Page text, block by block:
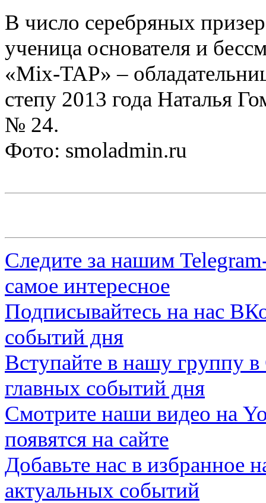
В число серебряных
ученица основателя и
«Mix-TAP» –
степу 2013 года Наталья
№ 24.
Фото: smoladmin.ru
Следите за нашим
самое интересное
Подписывайтесь на нас
событий дня
Вступайте в нашу группу в
главных событий дня
Смотрите наши видео на
появятся на сайте
Добавьте нас в избранное
актуальных событий